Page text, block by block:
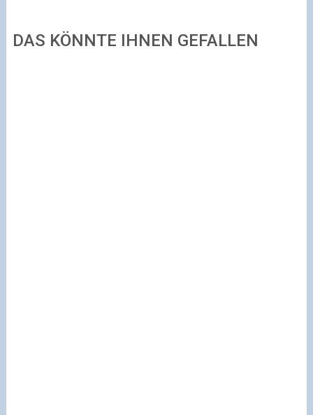
DAS KÖNNTE IHNEN GEFALLEN